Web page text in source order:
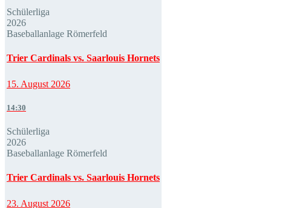
Schülerliga
2026
Baseballanlage Römerfeld
Trier Cardinals vs. Saarlouis Hornets
15. August 2026
14:30
Schülerliga
2026
Baseballanlage Römerfeld
Trier Cardinals vs. Saarlouis Hornets
23. August 2026